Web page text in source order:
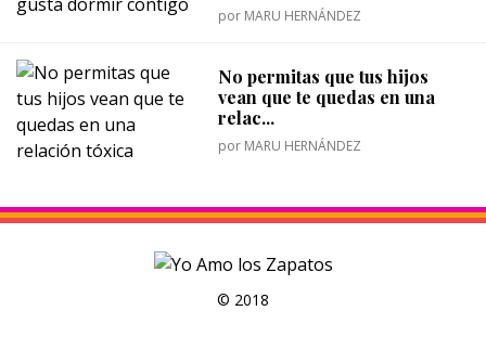
por MARU HERNÁNDEZ
No permitas que tus hijos
vean que te quedas en una
relac...
por MARU HERNÁNDEZ
© 2018